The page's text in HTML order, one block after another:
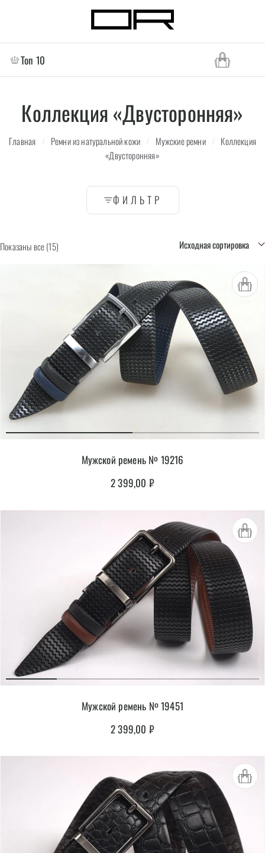
Топ 10
Коллекция «Двусторонняя»
Главная / Ремни из натуральной кожи / Мужские ремни / Коллекция
«Двусторонняя»
ФИЛЬТР
Показаны все (15)
Мужской ремень № 19216
2 399,00 ₽
Мужской ремень № 19451
2 399,00 ₽